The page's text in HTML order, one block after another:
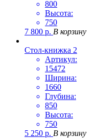
800
Высота:
750
7 800 р. В корзину
Стол-книжка 2
Артикул:
15472
Ширина:
1660
Глубина:
850
Высота:
750
5 250 р. В корзину